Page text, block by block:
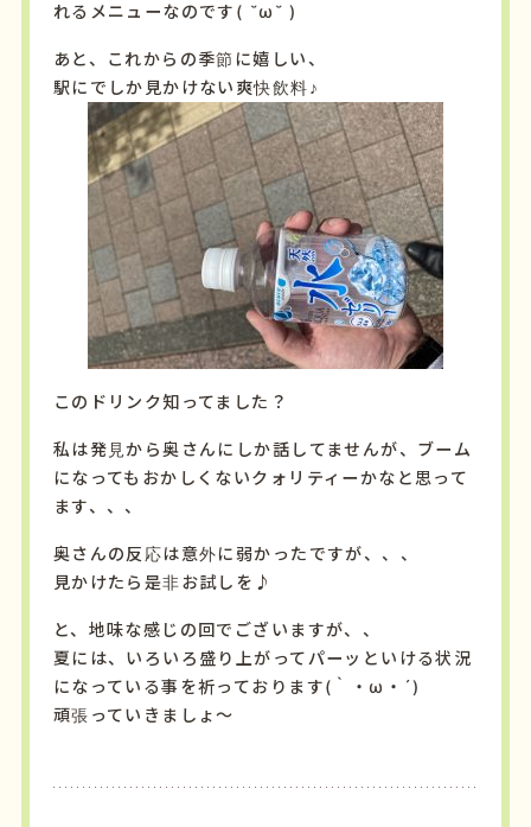
れるメニューなのです( ˘ω˘ )
あと、これからの季節に嬉しい、
駅にでしか見かけない爽快飲料♪
このドリンク知ってました？
私は発見から奥さんにしか話してませんが、ブーム
になってもおかしくないクォリティーかなと思って
ます、、、
奥さんの反応は意外に弱かったですが、、、
見かけたら是非お試しを♪
と、地味な感じの回でございますが、、
夏には、いろいろ盛り上がってパーッといける状況
になっている事を祈っております(｀・ω・´)
頑張っていきましょ～